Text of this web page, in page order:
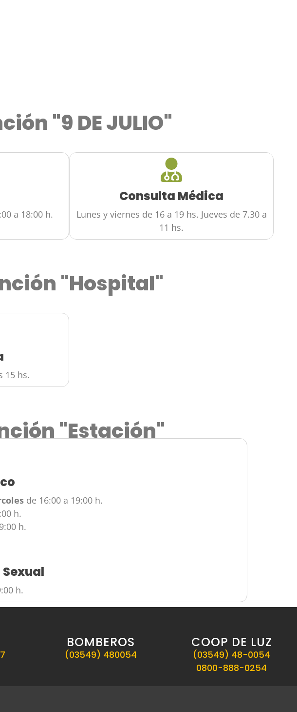
"9 DE JULIO"
a 18:00 h.
Consulta Médica
Lunes y viernes de 16 a 19 hs. Jueves de 7.30 a
11 hs.
"Hospital"
15 hs.
"Estación"
de 16:00 a 19:00 h.
h.
h.
h.
BOMBEROS
(03549) 480054
COOP DE LUZ
(03549) 48-0054
0800-888-0254